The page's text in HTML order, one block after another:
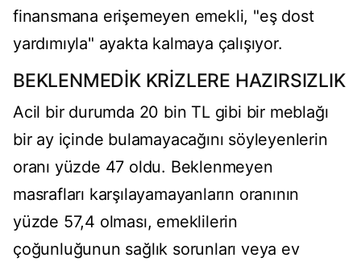
finansmana erişemeyen emekli, "eş dost
yardımıyla" ayakta kalmaya çalışıyor.
BEKLENMEDİK KRİZLERE HAZIRSIZLIK
Acil bir durumda 20 bin TL gibi bir meblağı
bir ay içinde bulamayacağını söyleyenlerin
oranı yüzde 47 oldu. Beklenmeyen
masrafları karşılayamayanların oranının
yüzde 57,4 olması, emeklilerin
çoğunluğunun sağlık sorunları veya ev